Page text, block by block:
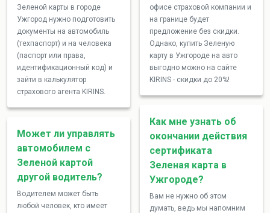
Зеленой карты в городе
Ужгород нужно подготовить
документы на автомобиль
(техпаспорт) и на человека
(паспорт или права,
идентификационный код) и
зайти в калькулятор
страхового агента KIRINS.
Может ли управлять
автомобилем с
Зеленой картой
другой водитель?
Водителем может быть
любой человек, кто имеет
офисе страховой компании и
на границе будет
предложение без скидки.
Однако, купить Зеленую
карту в Ужгороде на авто
выгодно можно на сайте
KIRINS - скидки до 20%!
Как мне узнать об
окончании действия
сертификата
Зеленая карта в
Ужгороде?
Вам не нужно об этом
думать, ведь мы напомним